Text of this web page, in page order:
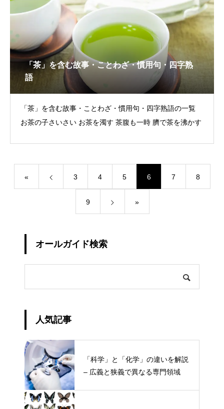
「茶」を含む故事・ことわざ・慣用句・四字熟
語
「茶」を含む故事・ことわざ・慣用句・四字熟語の一覧
お茶の子さいさい お茶を濁す 茶腹も一時 臍で茶を沸かす
« 3 4 5 6 7 8
9 »
オールガイド検索
人気記事
「科学」と「化学」の違いを解説
– 広義と狭義で異なる専門領域